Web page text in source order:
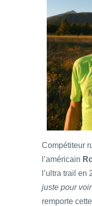
Compétiteur
l’américain
l’ultra trail
juste pour
remporte